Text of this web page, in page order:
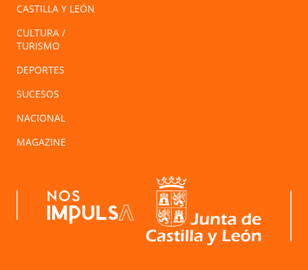
CASTILLA Y LEÓN
CULTURA /
TURISMO
DEPORTES
SUCESOS
NACIONAL
MAGAZINE